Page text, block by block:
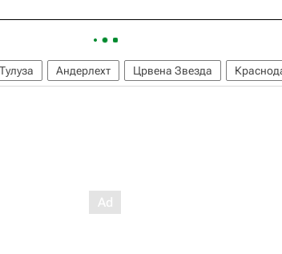
Тулуза Андерлехт Црвена Звезда